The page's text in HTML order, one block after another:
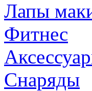
Лапы
Фитнес
Снаряды